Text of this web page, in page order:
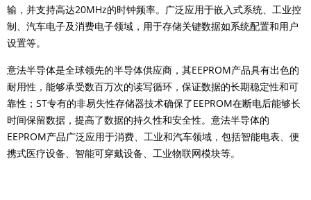
输，并支持高达20MHz的时钟频率。广泛应用于嵌入式系统、工业控
制、汽车电子及消费电子领域，用于存储关键数据如系统配置和用户
设置等。
意法半导体是全球领先的半导体供应商，其EEPROM产品具有出色的
耐用性，能够承受数百万次的读写循环，保证数据的长期稳定性和可
靠性；ST专有的非易失性存储器技术确保了EEPROM在断电后能够长
时间保留数据，提高了数据的持久性和安全性。意法半导体的
EEPROM产品广泛应用于消费、工业和汽车领域，包括智能电表、便
携式医疗设备、智能可穿戴设备、工业物联网模块等。